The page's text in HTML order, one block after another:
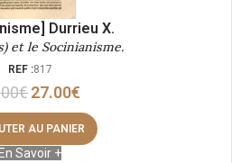
Durrieu X.
et le Socinianisme.
REF :817
€27.00€
AU PANIER
En Savoir +